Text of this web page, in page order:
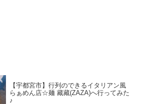
【宇都宮市】行列のできるイタリアン風
らぁめん店☆麺 藏藏(ZAZA)へ行ってみた
♪